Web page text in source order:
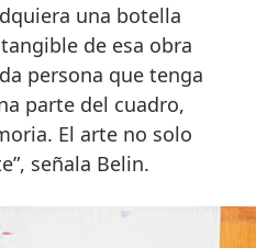
una botella
de esa obra
persona que tenga
parte del cuadro,
El arte no solo
señala Belin.